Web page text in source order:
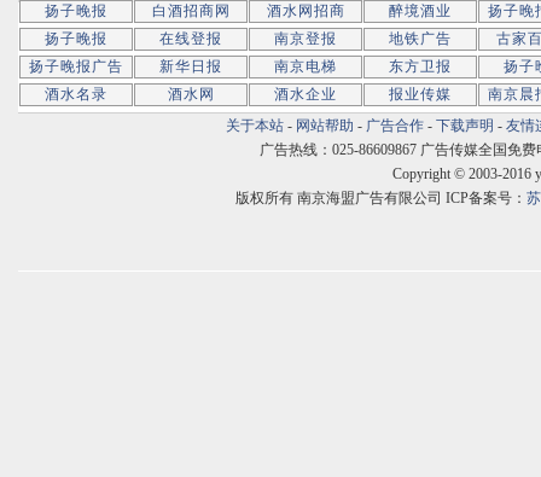
扬子晚报
白酒招商网 酒水网招商 醉境酒业
扬子晚
扬子晚报
在线登报 南京登报 地铁广告
古家
扬子晚报广告
新华日报 南京电梯 东方卫报
扬子
酒水名录
酒水网 酒水企业 报业传媒
南京晨
关于本站 - 网站帮助 - 广告合作 - 下载声明 - 友情
广告热线：025-86609867 广告传媒全国免费
Copyright © 2003-2016
版权所有 南京海盟广告有限公司 ICP备案号：